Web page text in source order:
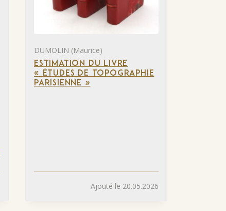
DUMOLIN (Maurice)
ESTIMATION DU LIVRE
« ÉTUDES DE TOPOGRAPHIE
PARISIENNE »
Ajouté le 20.05.2026